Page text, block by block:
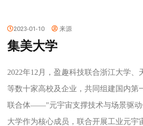
2023-01-10 来源
集美大学
2022年12月，盈趣科技联合浙江大学、
等数十家高校及企业，共同组建国内第
联合体——"元宇宙支撑技术与场景驱动
大学作为核心成员，联合开展工业元宇